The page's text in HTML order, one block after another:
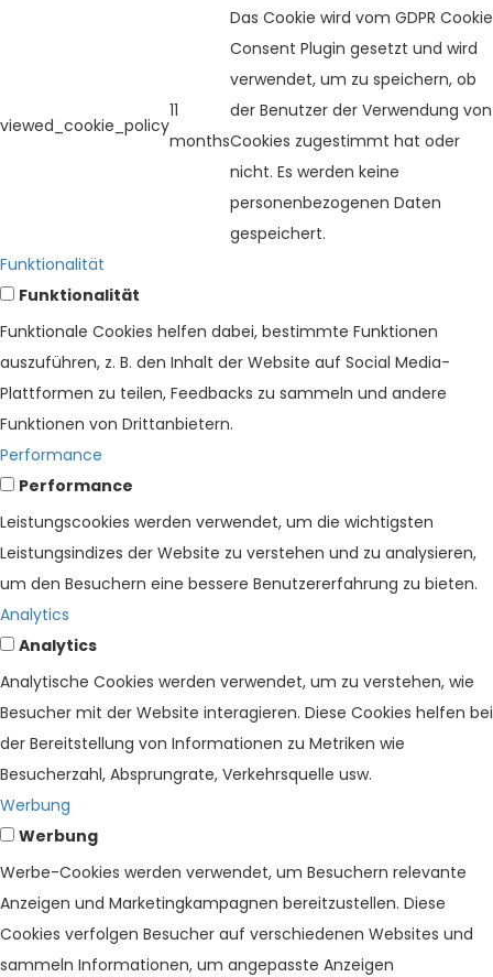
viewed_cookie_policy
11
months
Das Cookie wird vom GDPR Cookie
Consent Plugin gesetzt und wird
verwendet, um zu speichern, ob
der Benutzer der Verwendung von
Cookies zugestimmt hat oder
nicht. Es werden keine
personenbezogenen Daten
gespeichert.
Funktionalität
Funktionalität
Funktionale Cookies helfen dabei, bestimmte Funktionen
auszuführen, z. B. den Inhalt der Website auf Social Media-
Plattformen zu teilen, Feedbacks zu sammeln und andere
Funktionen von Drittanbietern.
Performance
Performance
Leistungscookies werden verwendet, um die wichtigsten
Leistungsindizes der Website zu verstehen und zu analysieren,
um den Besuchern eine bessere Benutzererfahrung zu bieten.
Analytics
Analytics
Analytische Cookies werden verwendet, um zu verstehen, wie
Besucher mit der Website interagieren. Diese Cookies helfen bei
der Bereitstellung von Informationen zu Metriken wie
Besucherzahl, Absprungrate, Verkehrsquelle usw.
Werbung
Werbung
Werbe-Cookies werden verwendet, um Besuchern relevante
Anzeigen und Marketingkampagnen bereitzustellen. Diese
Cookies verfolgen Besucher auf verschiedenen Websites und
sammeln Informationen, um angepasste Anzeigen